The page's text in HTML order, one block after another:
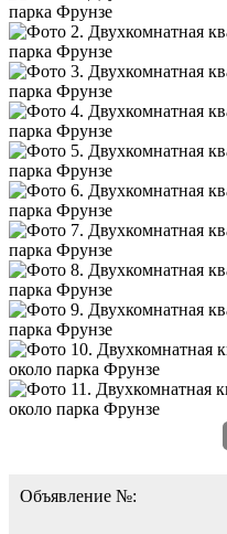
Объявление №: